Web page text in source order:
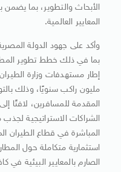
الأبحاث والتطوير، بما يضمن
المعايير العالمية.
وأكد على جهود الدولة
بما في ذلك خطط تطوير
مليون راكب سنويًا، وذلك
المقدمة للمسافرين، لافتًا
الشراكات الاستراتيجية لجذب
المباشرة في قطاع الطيران
استثمارية متكاملة حول
الصارم بالمعايير البيئية